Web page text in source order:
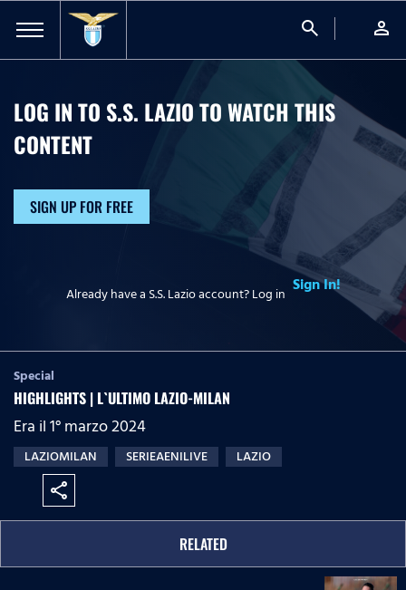
search person
LOG IN TO S.S. LAZIO TO WATCHTHIS
CONTENT
SIGN UP FOR FREE
Already have a S.S. Lazio account? Log in Sign In!
Special
HIGHLIGHTS | L`ULTIMO LAZIO-MILAN
Era il 1° marzo 2024
LAZIOMILAN SERIEAENILIVE LAZIO
share
RELATED